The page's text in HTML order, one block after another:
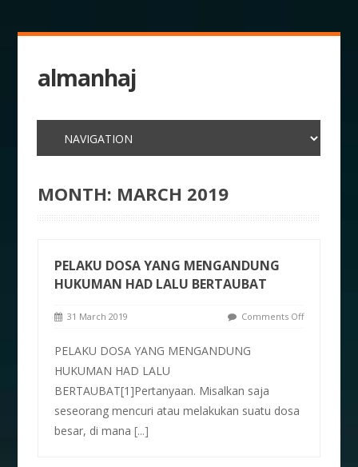
almanhaj
MONTH: MARCH 2019
PELAKU DOSA YANG MENGANDUNG
HUKUMAN HAD LALU BERTAUBAT
31 March 2019 Comments Off
PELAKU DOSA YANG MENGANDUNG
HUKUMAN HAD LALU
BERTAUBAT[1]Pertanyaan. Misalkan saja
seseorang mencuri atau melakukan suatu dosa
besar, di mana[...]